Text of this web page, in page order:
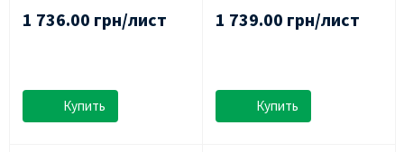
1 736.00 грн/лист
Купить
1 739.00 грн/лист
Купить